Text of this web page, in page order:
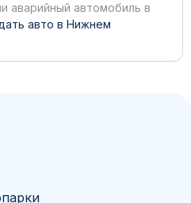
аварийный автомобиль в
авто в Нижнем